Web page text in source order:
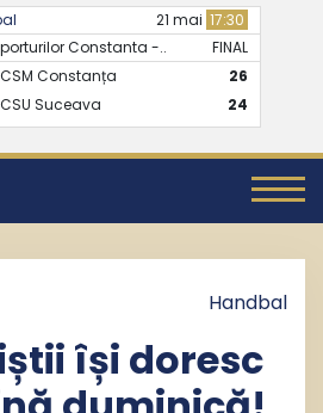
FINAL
24
27
21 mai 17:30
Constanta -..
FINAL
CSM Constanța
26
CSU Suceava
24
Handbal
își doresc